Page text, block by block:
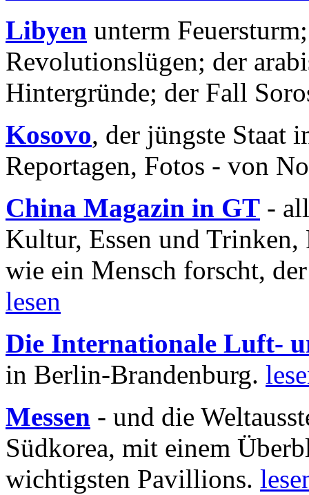
Libyen unterm
Revolutionslügen; der
Hintergründe; der Fall
Kosovo, der jüngste Staat
Reportagen, Fotos - von
China Magazin in GT -
Kultur, Essen und
wie ein Mensch forscht,
lesen
Die Internationale Luft-
in Berlin-Brandenburg.
Messen - und die
Südkorea, mit einem
wichtigsten Pavillions.